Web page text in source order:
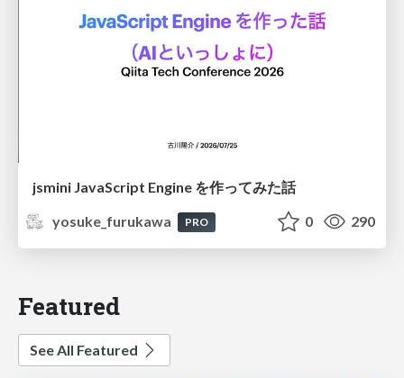
jsmini JavaScript Engine を作ってみた話
yosuke_furukawa
PRO 0 290
Featured
See All Featured